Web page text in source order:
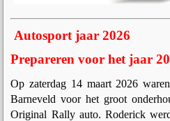
Autosport jaar 2026
Prepareren voor het jaar
Op zaterdag 14 maart 2026
Barneveld voor het groot
Original Rally auto. Roderick